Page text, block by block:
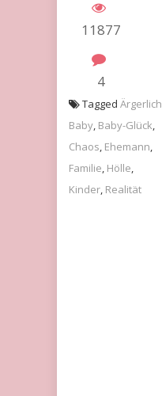
11877
4
Tagged Ärgerlich
Baby Baby-Glück
Chaos Ehemann
Familie Hölle
Kinder Realität